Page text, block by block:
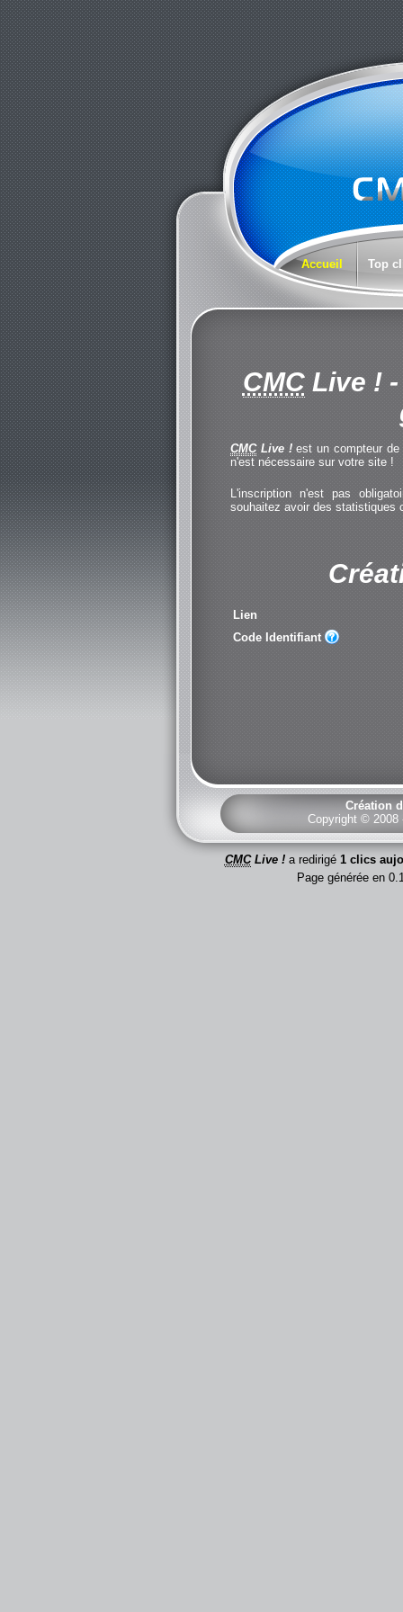
Accueil Top
CMCLive !-
CMCLive !est un compteur de
n'est nécessaire sur votre site !
L'inscription n'est pas
souhaitez avoir des statistiques
Lien
Code Identifiant
Création
Copyright © 2008
CMCLive !a redirigé 1 clics
Page générée en